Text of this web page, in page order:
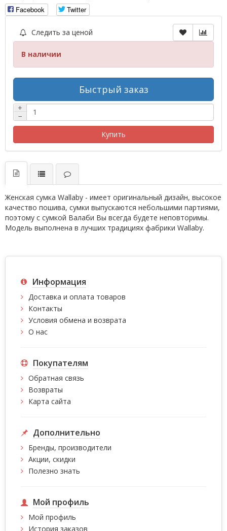
Facebook
Twitter
Следить за ценой
В наличии
Быстрый заказ
+
−
Купить
Женская сумка Wallaby - имеет оригинальный дизайн, высокое
качество пошива, сумки выпускаются небольшими партиями,
поэтому с сумкой Валаби Вы всегда будете неповторимы.
Модель выполнена в лучших традициях фабрики Wallaby.
Информация
Доставка и оплата товаров
Контакты
Условия обмена и возврата
О нас
Покупателям
Обратная связь
Возвраты
Карта сайта
Дополнительно
Бренды, производители
Акции, скидки
Полезно знать
Мой профиль
Мой профиль
История заказов